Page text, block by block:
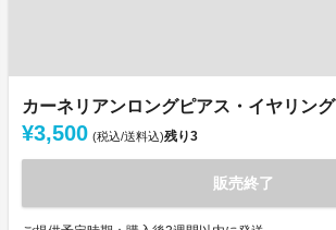
カーネリアンロングピアス・イヤリング
¥3,500 (税込/送料込)残り3
販売終了